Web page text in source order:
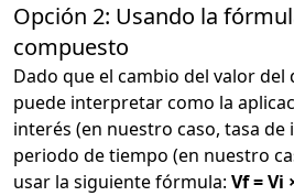
Opción 2: Usando la
compuesto
Dado que el cambio del valor
puede interpretar como la
interés (en nuestro caso, tasa de
periodo de tiempo (en nuestro
usar la siguiente fórmula: Vf = Vi